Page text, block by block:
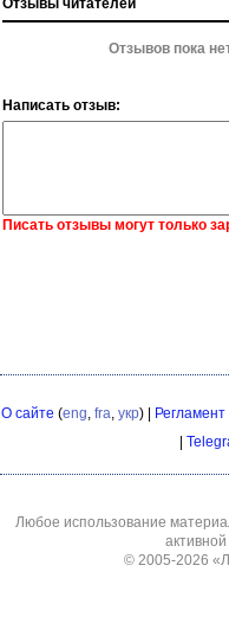
Отзывов пока
Написать отзыв:
Писать отзывы могут только
О сайте (eng fra укр) | Регламент
|
Любое использование
© 2005-2026